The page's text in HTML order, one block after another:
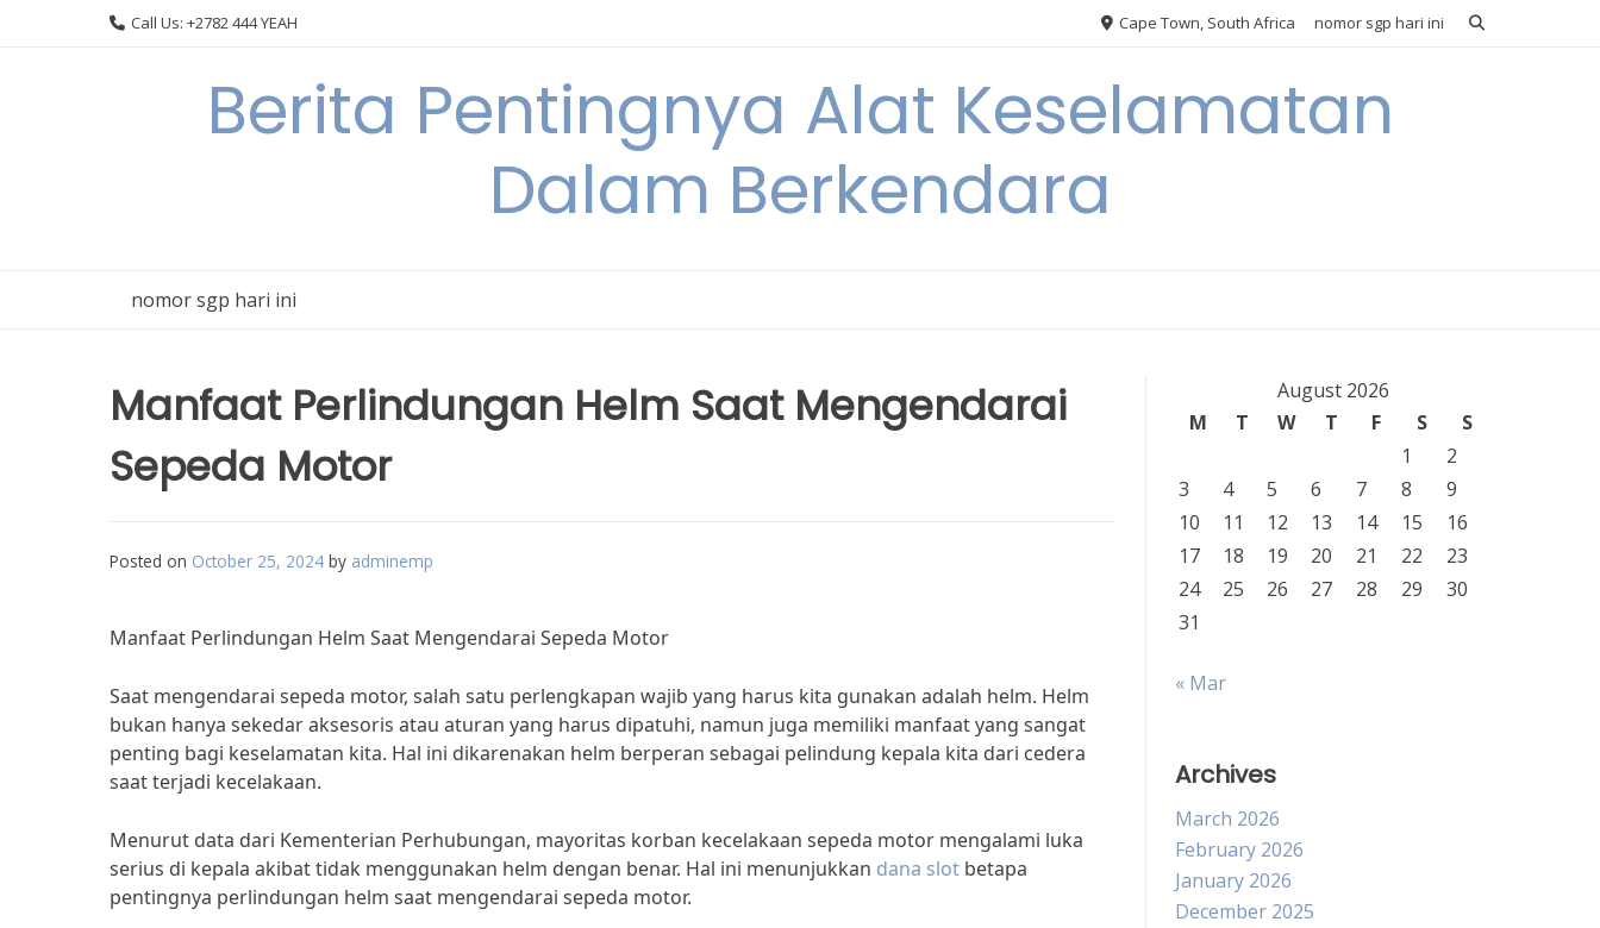
Call Us: +2782 444 YEAH Cape Town, South Africa nomor sgp hari ini
Berita Pentingnya Alat Keselamatan
Dalam Berkendara
nomor sgp hari ini
Manfaat Perlindungan Helm Saat Mengendarai
Sepeda Motor
Posted on October 25, 2024 by adminemp
Manfaat Perlindungan Helm Saat Mengendarai Sepeda Motor
Saat mengendarai sepeda motor, salah satu perlengkapan wajib yang harus kita gunakan adalah helm. Helm
bukan hanya sekedar aksesoris atau aturan yang harus dipatuhi, namun juga memiliki manfaat yang sangat
penting bagi keselamatan kita. Hal ini dikarenakan helm berperan sebagai pelindung kepala kita dari cedera
saat terjadi kecelakaan.
Menurut data dari Kementerian Perhubungan, mayoritas korban kecelakaan sepeda motor mengalami luka
serius di kepala akibat tidak menggunakan helm dengan benar. Hal ini menunjukkan dana slot betapa
pentingnya perlindungan helm saat mengendarai sepeda motor.
August 2026
M
T W T F S
S
1
2
3
4 5 6 7 8
9
10
11 12 13 14 15
16
17
18 19 20 21 22
23
24
25 26 27 28 29
30
31
« Mar
Archives
March 2026
February 2026
January 2026
December 2025